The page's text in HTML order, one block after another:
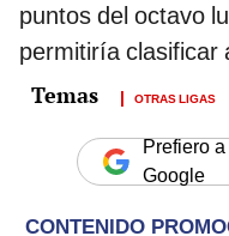
puntos del octavo
permitiría clasificar
OTRAS LIGAS
Prefiero
Google